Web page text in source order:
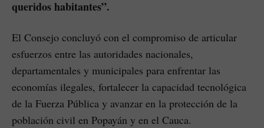
queridos habitantes”.
El Consejo concluyó con el compromiso de articular
esfuerzos entre las autoridades nacionales,
departamentales y municipales para enfrentar las
economías ilegales, fortalecer la capacidad tecnológica
de la Fuerza Pública y avanzar en la protección de la
población civil en Popayán y en el Cauca.